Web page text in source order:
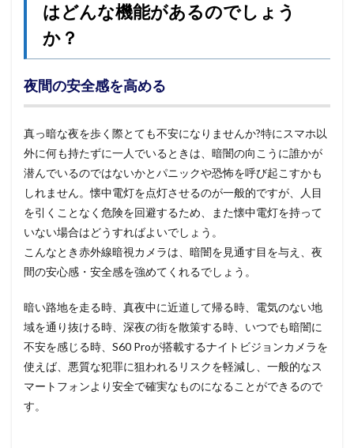
はどんな機能があるのでしょう
か？
夜間の安全感を高める
真っ暗な夜を歩く際とても不安になりませんか?特にスマホ以
外に何も持たずに一人でいるときは、暗闇の向こうに誰かが
潜んでいるのではないかとパニックや恐怖を呼び起こすかも
しれません。懐中電灯を点灯させるのが一般的ですが、人目
を引くことなく危険を回避するため、また懐中電灯を持って
いない場合はどうすればよいでしょう。
こんなとき赤外線暗視カメラは、暗闇を見通す目を与え、夜
間の安心感・安全感を強めてくれるでしょう。
暗い路地を走る時、真夜中に近道して帰る時、電気のない地
域を通り抜ける時、深夜の街を散策する時、いつでも暗闇に
不安を感じる時、S60 Proが搭載するナイトビジョンカメラを
使えば、悪質な犯罪に狙われるリスクを軽減し、一般的なス
マートフォンより安全で確実なものになることができるので
す。